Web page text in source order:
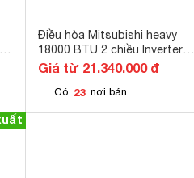
Điều hòa Mitsubishi heavy
18000 BTU 2 chiều Inverter
SRK/SRC50ZS-S gas R-410A
Giá từ 21.340.000 đ
Có 23 nơi bán